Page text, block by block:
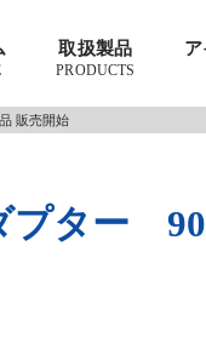
取扱製品
PRODUCTS
販売開始
プター